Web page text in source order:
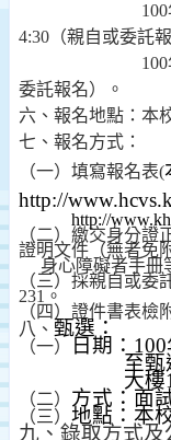
100
4:30 （親自或委託
100
委託報名）。
六、報名地點：本
七、報名方式：
（一）填寫報名表(
http://
http://
（二）繳交身分證
證明文件（無者免
身心障礙者手冊
（三）採親自或委
231 。
（四）證件書表
八、 甄選：
（一） 日期： 100
至甄
大樓1
（二） 方式：面
（三） 地點：本
九、錄取方式及